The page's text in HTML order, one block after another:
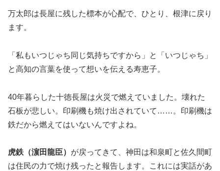
万太郎は長屋に残した標本が心配で、ひとり、根津に戻り
ます。
「私もいつじゃち同じ気持ちですから」と「いつじゃち」
と高知の言葉を使って想いを伝える寿恵子。
40年暮らした十徳長屋は火災で燃えていました。壊れた
石板が悲しい。印刷機も焼け出されていて……。印刷機は
鉄だから燃えてはいないんですよね。
虎鉄（濵田龍臣） が戻ってきて、神田は和泉町と佐久間町
は住民の力で焼け残ったと報告します。これには実話があ